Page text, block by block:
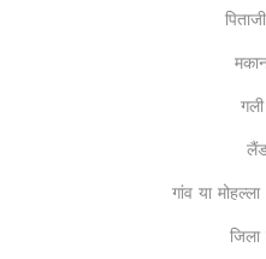
गांव या
जिला